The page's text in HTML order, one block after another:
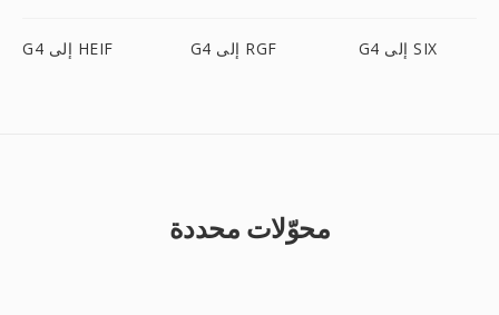
G4 إلى HEIF G4 إلى RGF G4 إلى SIX
محوّلات محددة